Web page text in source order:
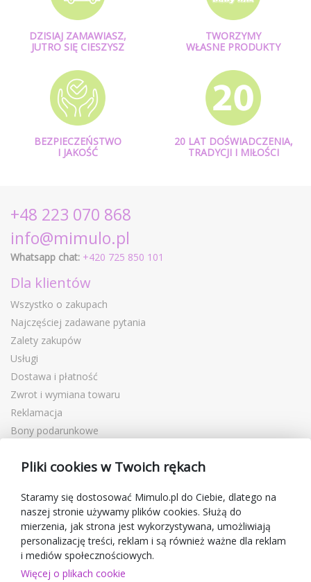
DZISIAJ ZAMAWIASZ,
JUTRO SIĘ CIESZYSZ
TWORZYMY
WŁASNE PRODUKTY
BEZPIECZEŃSTWO
I JAKOŚĆ
20 LAT DOŚWIADCZENIA,
TRADYCJI I MIŁOŚCI
+48 223 070 868
info@mimulo.pl
Whatsapp chat: +420 725 850 101
Dla klientów
Wszystko o zakupach
Najczęściej zadawane pytania
Zalety zakupów
Usługi
Dostawa i płatność
Zwrot i wymiana towaru
Reklamacja
Bony podarunkowe
Blog
O sprzedawcy
Mimulo.pl
Regulamin sklepu
Ochrona danych osobowych GDPR
Kontakty
Pliki cookies w Twoich rękach
Staramy się dostosować Mimulo.pl do Ciebie, dlatego na
naszej stronie używamy plików cookies. Służą do
mierzenia, jak strona jest wykorzystywana, umożliwiają
personalizację treści, reklam i są również ważne dla reklam
i mediów społecznościowych.
Więcej o plikach cookie